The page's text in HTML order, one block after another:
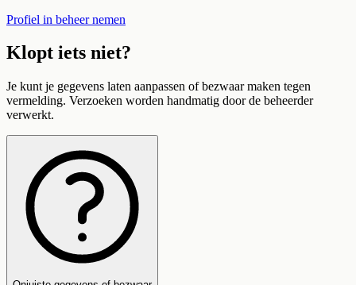
Profiel in beheer nemen
Klopt iets niet?
Je kunt je gegevens laten aanpassen of bezwaar maken tegen
vermelding. Verzoeken worden handmatig door de beheerder
verwerkt.